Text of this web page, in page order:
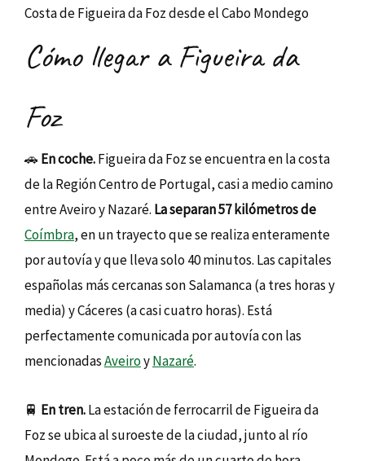
Costa de Figueira da Foz desde el Cabo Mondego
Cómo llegar a Figueira da
Foz
🚗 En coche.Figueira da Foz se encuentra en la costa
de la Región Centro de Portugal, casi a medio camino
entre Aveiro y Nazaré. La separan 57 kilómetros de
Coímbra, en un trayecto que se realiza enteramente
por autovía y que lleva solo 40 minutos. Las capitales
españolas más cercanas son Salamanca (a tres horas y
media) y Cáceres (a casi cuatro horas). Está
perfectamente comunicada por autovía con las
mencionadasAveiroyNazaré.
🚆 En tren.La estación de ferrocarril de Figueira da
Foz se ubica al suroeste de la ciudad, junto al río